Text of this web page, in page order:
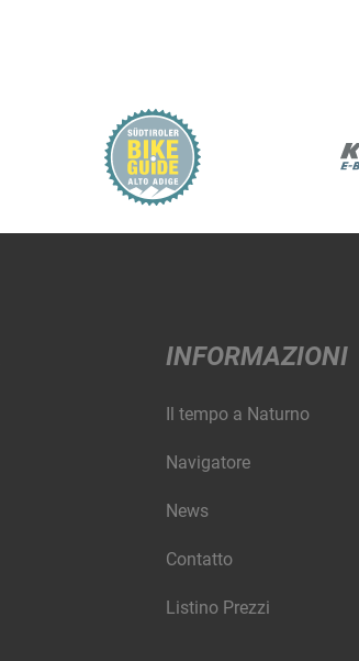
INFORMAZIONI
Il tempo a Naturno
Navigatore
News
Contatto
Listino Prezzi